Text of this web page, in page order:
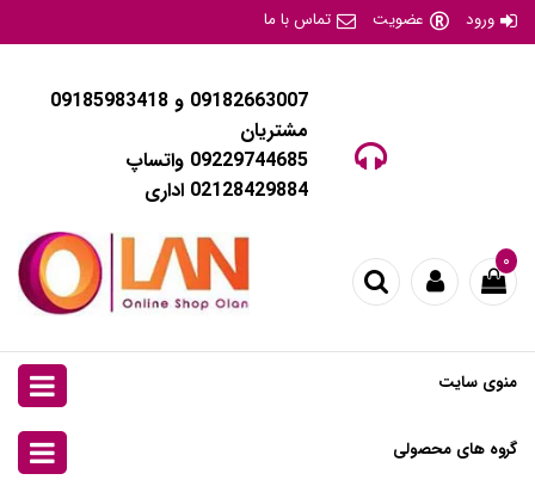
ورود عضویت تماس با ما
09182663007 و 09185983418
مشتریان
09229744685 واتساپ
02128429884 اداری
۰
منوی سایت
گروه های محصولی